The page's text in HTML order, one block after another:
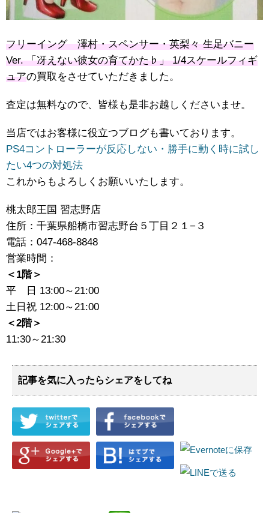
フリーイング 澤村・スペンサー・英梨々 生足バニー
Ver. 「冴えない彼女の育てかた♭」 1/4スケールフィギ
ュアの買取をさせていただきました。
査定は無料なので、皆様も是非お越しくださいませ。
当店ではお客様に役立つブログも書いております。
PS4コントローラーが反応しない・勝手に動く時に試し
たい4つの対処法
これからもよろしくお願いいたします。
桃太郎王国 習志野店
住所：千葉県船橋市習志野台５丁目２１−３
電話：047-468-8848
営業時間：
＜1階＞
平 日 13:00～21:00
土日祝 12:00～21:00
＜2階＞
11:30～21:30
記事を気に入ったらシェアをしてね